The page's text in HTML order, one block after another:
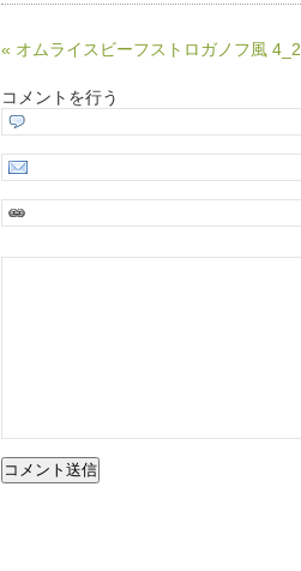
« オムライスビーフストロガノフ風 4_2
コメントを行う